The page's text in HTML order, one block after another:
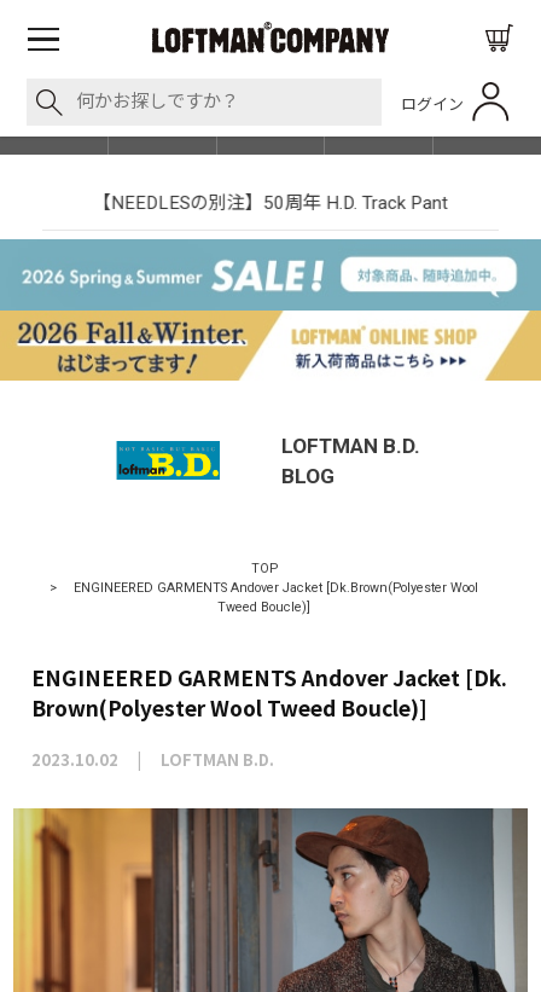
ログイン
SHOP LIST
【NEEDLESの別注】50周年 H.D. Track Pant
LOFTMAN B.D.
BLOG
TOP
>
ENGINEERED GARMENTS Andover Jacket [Dk.Brown(Polyester Wool
Tweed Boucle)]
ENGINEERED GARMENTS Andover Jacket [Dk.
Brown(Polyester Wool Tweed Boucle)]
2023.10.02 LOFTMAN B.D.